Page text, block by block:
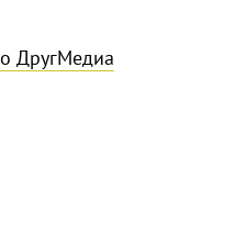
ДругМедиа